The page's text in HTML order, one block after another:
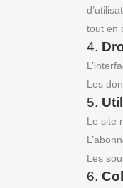
tout en
4.
Les
5.
Le site
Les
6.